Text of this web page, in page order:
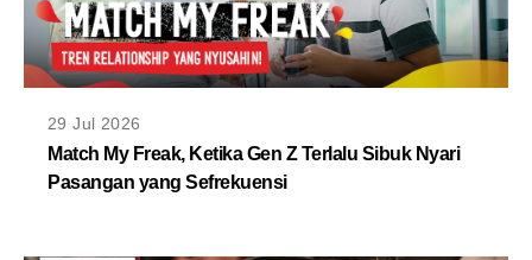
29 Jul 2026
Match My Freak, Ketika Gen Z Terlalu Sibuk Nyari
Pasangan yang Sefrekuensi